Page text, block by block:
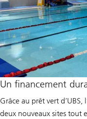
Un financement
Grâce au prêt vert
deux nouveaux sites tout